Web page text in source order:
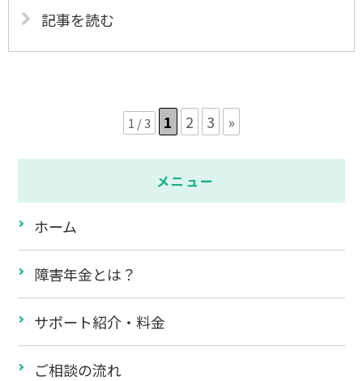
記事を読む
1 / 3 1 2 3 »
メニュー
ホーム
障害年金とは？
サポート紹介・料金
ご相談の流れ